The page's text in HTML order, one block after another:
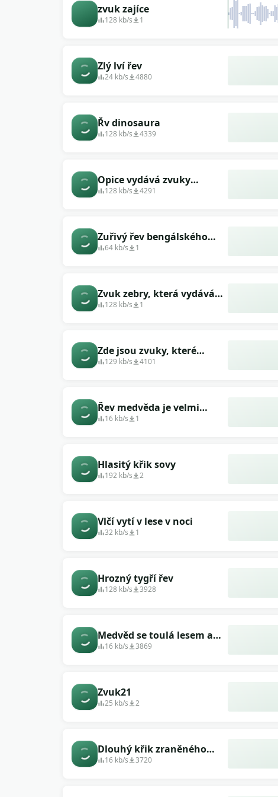
zvuk zajíce
128 kb/s 1
Zlý lví řev
24 kb/s 4880
Řv dinosaura
128 kb/s 4339
Opice vydává zvuky
(imitace hlasu)
128 kb/s 4291
Zuřivý řev bengálského
tygra
64 kb/s 1
Zvuk zebry, která vydává
zvuky tlamou
128 kb/s 1
Zde jsou zvuky, které
vydává divoký tygr -
129 kb/s 4101
Řev medvěda je velmi
blízko
16 kb/s 1
Hlasitý křik sovy
192 kb/s 2
Vlčí vytí v lese v noci
32 kb/s 1
Hrozný tygří řev
128 kb/s 3928
Medvěd se toulá lesem a
hledá potravu
16 kb/s 3869
Zvuk21
25 kb/s 2
Dlouhý křik zraněného
dinosaura
16 kb/s 3720